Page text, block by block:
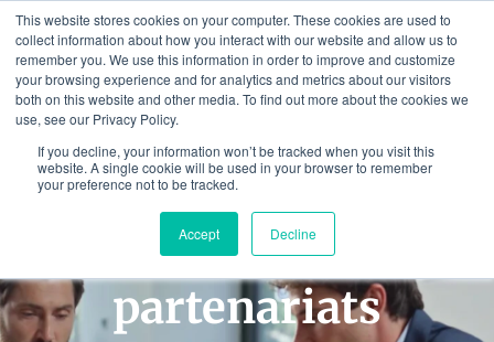
This website stores cookies on your computer. These cookies are used to
collect information about how you interact with our website and allow us to
remember you. We use this information in order to improve and customize
your browsing experience and for analytics and metrics about our visitors
both on this website and other media. To find out more about the cookies we
use, see our Privacy Policy.
If you decline, your information won’t be tracked when you visit this
website. A single cookie will be used in your browser to remember
your preference not to be tracked.
Accept Decline
au
contenu
Conseil aux
investisseurs et aux
partenariats